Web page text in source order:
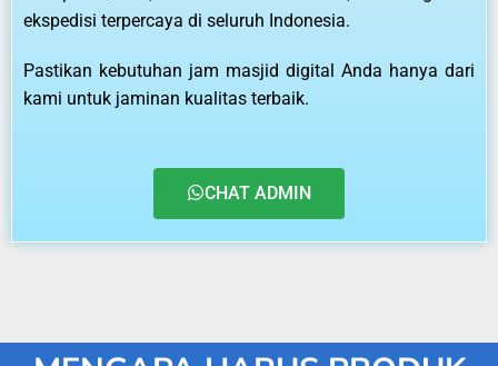
ekspedisi terpercaya di seluruh Indonesia.
Pastikan kebutuhan jam masjid digital Anda hanya dari
kami untuk jaminan kualitas terbaik.
CHAT ADMIN